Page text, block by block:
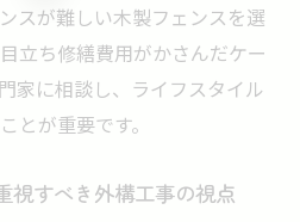
スが難しい木製フェンスを選
立ち修繕費用がかさんだケー
家に相談し、ライフスタイル
とが重要です。
視すべき外構工事の視点